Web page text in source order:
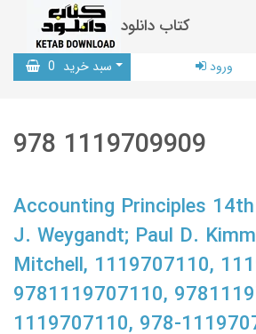
کتاب دانلود
سبد خرید 0 ورود
978 1119709909
Accounting Principles
J. Weygandt; Paul D.
Mitchell, 1119707110,
9781119707110,
1119707110, 978-